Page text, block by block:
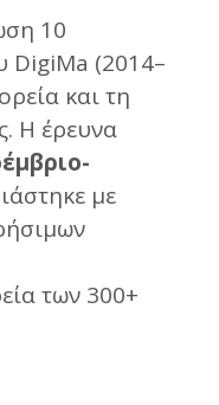
10
DigiMa (2014–
και τη
Η έρευνα
με
των 300+